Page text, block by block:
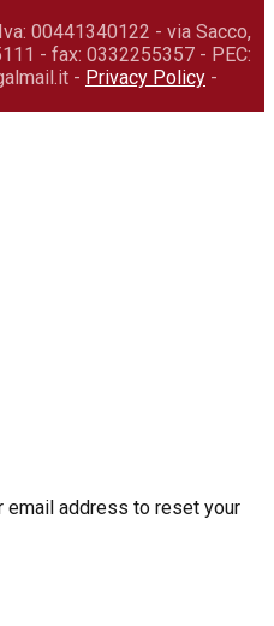
00441340122 - via Sacco,
- fax: 0332255357 - PEC:
- Privacy Policy -
email address to reset your